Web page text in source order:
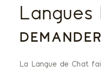
La Langue de Chat